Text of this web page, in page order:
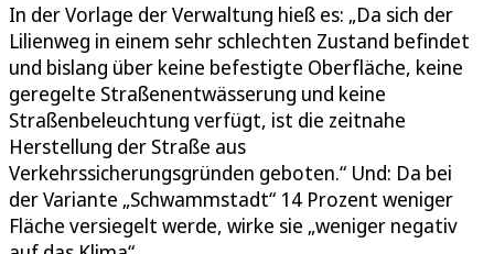
In der Vorlage der Verwaltung hieß es: „Da sich der
Lilienweg in einem sehr schlechten Zustand befindet
und bislang über keine befestigte Oberfläche, keine
geregelte Straßenentwässerung und keine
Straßenbeleuchtung verfügt, ist die zeitnahe
Herstellung der Straße aus
Verkehrssicherungsgründen geboten.“ Und: Da bei
der Variante „Schwammstadt“ 14 Prozent weniger
Fläche versiegelt werde, wirke sie „weniger negativ